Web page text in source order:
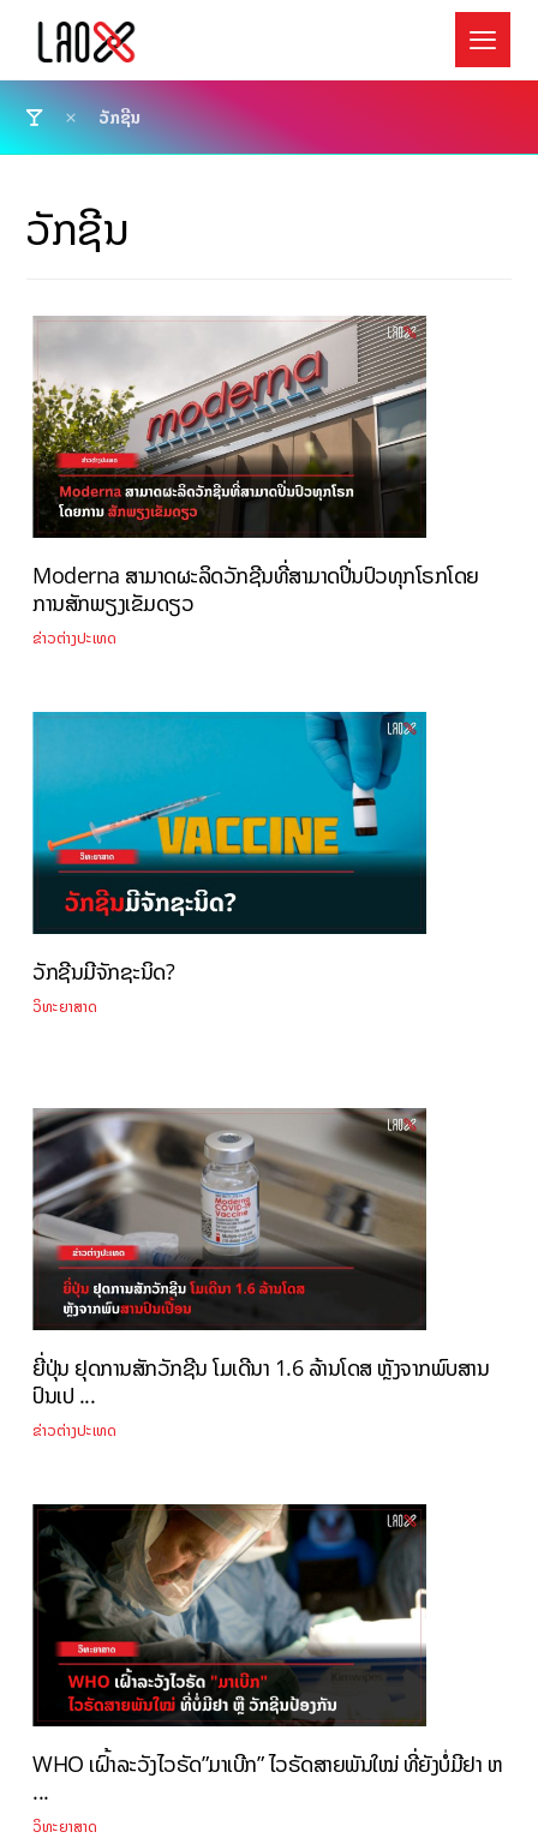
ວັກຊີນ
ວັກຊີນ
Moderna ສາມາດຜະລິດວັກຊີນທີ່ສາມາດປິ່ນປົວທຸກໂຣກໂດຍ
ການສັກພຽງເຂັມດຽວ
ຂ່າວຕ່າງປະເທດ
ວັກຊີນມີຈັກຊະນິດ?
ວິທະຍາສາດ
ຍີ່ປຸ່ນ ຢຸດການສັກວັກຊີນ ໂມເດີນາ 1.6 ລ້ານໂດສ ຫຼັງຈາກພົບສານ
ປົນເປ ...
ຂ່າວຕ່າງປະເທດ
WHO ເຝົ້າລະວັງໄວຣັດ”ມາເບີກ” ໄວຣັດສາຍພັນໃໝ່ ທີ່ຍັງບໍ່ມີຢາ ຫ
...
ວິທະຍາສາດ